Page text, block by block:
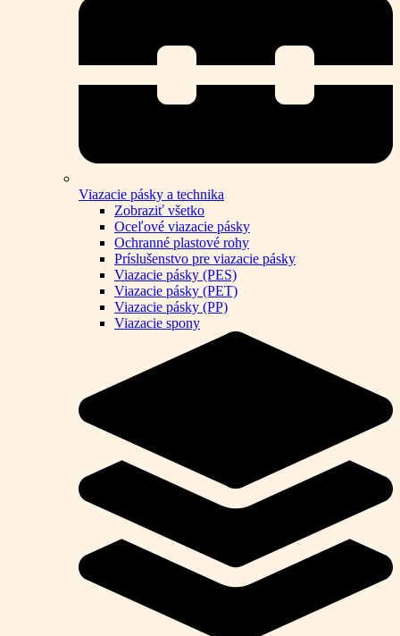
Viazacie pásky a technika
Zobraziť všetko
Oceľové viazacie pásky
Ochranné plastové rohy
Príslušenstvo pre viazacie pásky
Viazacie pásky (PES)
Viazacie pásky (PET)
Viazacie pásky (PP)
Viazacie spony